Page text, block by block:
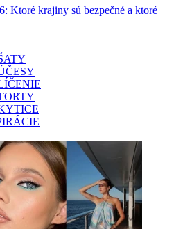
Ktoré krajiny sú bezpečné a ktoré